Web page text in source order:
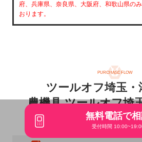
無料電話で
受付時間
府、兵庫県、奈良県、大阪府、和歌山県の
おります。
PURCHASE FLOW
ツールオフ埼玉・
農機具 ツールオフ埼
農機具店頭買取